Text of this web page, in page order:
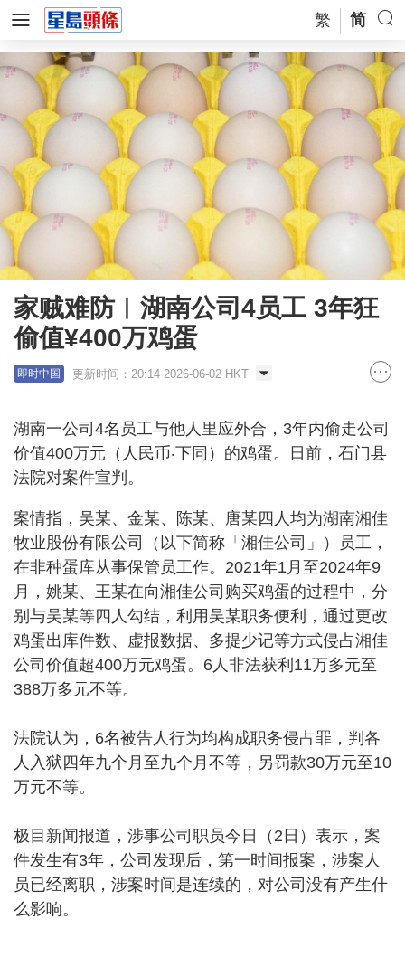
繁 简
家贼难防︱湖南公司4员工 3年狂
偷值¥400万鸡蛋
即时中国 更新时间：20:14 2026-06-02 HKT
湖南一公司4名员工与他人里应外合，3年内偷走公司
价值400万元（人民币‧下同）的鸡蛋。日前，石门县
法院对案件宣判。
案情指，吴某、金某、陈某、唐某四人均为湖南湘佳
牧业股份有限公司（以下简称「湘佳公司」）员工，
在非种蛋库从事保管员工作。2021年1月至2024年9
月，姚某、王某在向湘佳公司购买鸡蛋的过程中，分
别与吴某等四人勾结，利用吴某职务便利，通过更改
鸡蛋出库件数、虚报数据、多提少记等方式侵占湘佳
公司价值超400万元鸡蛋。6人非法获利11万多元至
388万多元不等。
法院认为，6名被告人行为均构成职务侵占罪，判各
人入狱四年九个月至九个月不等，另罚款30万元至10
万元不等。
极目新闻报道，涉事公司职员今日（2日）表示，案
件发生有3年，公司发现后，第一时间报案，涉案人
员已经离职，涉案时间是连续的，对公司没有产生什
么影响。